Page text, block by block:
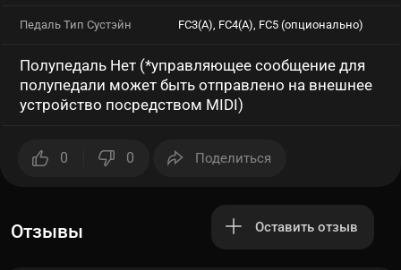
Педаль Тип Сустэйн FC3(A), FC4(A), FC5 (опционально)
Полупедаль Нет (*управляющее сообщение для
полупедали может быть отправлено на внешнее
устройство посредством MIDI)
0 0 Поделиться
Отзывы Оставить отзыв